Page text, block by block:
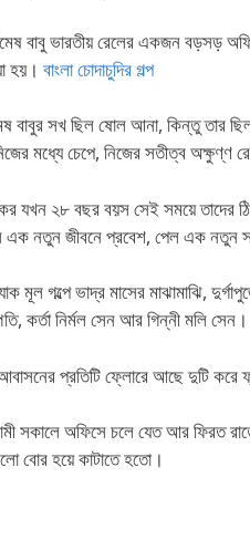
বাবু ভারতীয় রেলের একজন বড়সড়
হয়। বাংলা চোদাচুদির গল্প
বাবুর সখ ছিল ষোল আনা, কিন্তু তার
মধ্যে চেপে, নিজের সতীত্ব অক্ষুণ্ণ
যখন ২৮ বছর বয়স সেই সময়ে তাদের
এক নতুন জীবনে প্রবেশ, পেল এক
মূল গল্পে ভাদ্র মাসের মাঝামাঝি,
কর্তা নির্মল সেন আর গিন্নী মলি সেন।
প্রতিটি ফ্লোরে আছে দুটি করে
সকালে অফিসে চলে যেত আর ফিরত
বোর হয়ে কাটাতে হতো।